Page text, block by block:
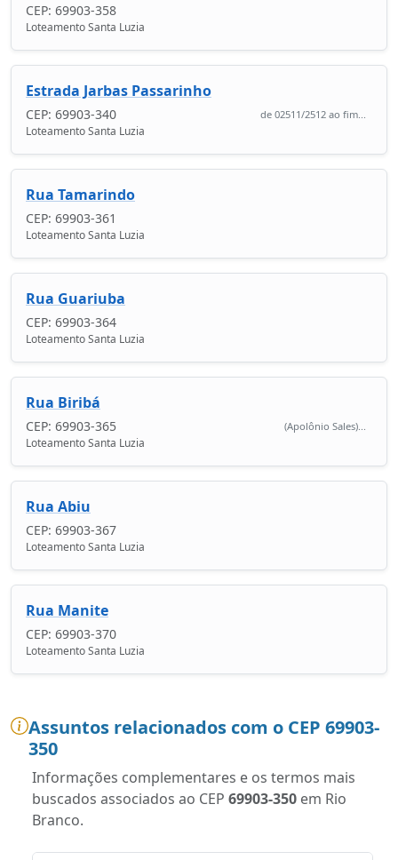
CEP: 69903-358
Loteamento Santa Luzia
Estrada Jarbas Passarinho
CEP: 69903-340 de 02511/2512 ao fim...
Loteamento Santa Luzia
Rua Tamarindo
CEP: 69903-361
Loteamento Santa Luzia
Rua Guariuba
CEP: 69903-364
Loteamento Santa Luzia
Rua Biribá
CEP: 69903-365 (Apolônio Sales)...
Loteamento Santa Luzia
Rua Abiu
CEP: 69903-367
Loteamento Santa Luzia
Rua Manite
CEP: 69903-370
Loteamento Santa Luzia
Assuntos relacionados com o CEP 69903-
350
Informações complementares e os termos mais
buscados associados ao CEP 69903-350 em Rio
Branco.